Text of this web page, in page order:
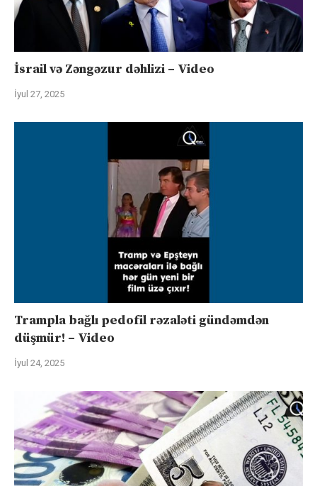
İsrail və Zəngəzur dəhlizi – Video
İyul 27, 2025
Trampla bağlı pedofil rəzaləti gündəmdən
düşmür! – Video
İyul 24, 2025